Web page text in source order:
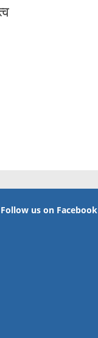
Follow us on Facebook